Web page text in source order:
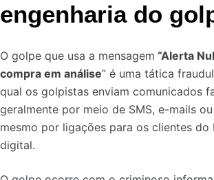
engenharia do
O golpe que usa a mensagem “Alerta
compra em análise” é uma tática
qual os golpistas enviam comunicados
geralmente por meio de SMS, e-mails
mesmo por ligações para os clientes do
digital.